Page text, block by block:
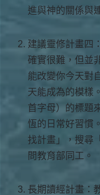
進與神的關係與
建議靈修計畫四
確實很難，但並
能改變你今天對
天能成為的模樣
首字母）的標題
恆的日常好習慣
找計畫」，搜尋
問教育部同工。
長期讀經計畫：